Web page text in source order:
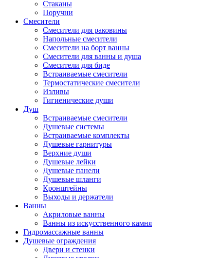
Стаканы
Поручни
Смесители
Смесители для раковины
Напольные смесители
Смесители на борт ванны
Смесители для ванны и душа
Смесители для биде
Встраиваемые смесители
Термостатические смесители
Изливы
Гигиенические души
Душ
Встраиваемые смесители
Душевые системы
Встраиваемые комплекты
Душевые гарнитуры
Верхние души
Душевые лейки
Душевые панели
Душевые шланги
Кронштейны
Выходы и держатели
Ванны
Акриловые ванны
Ванны из искусственного камня
Гидромассажные ванны
Душевые ограждения
Двери и стенки